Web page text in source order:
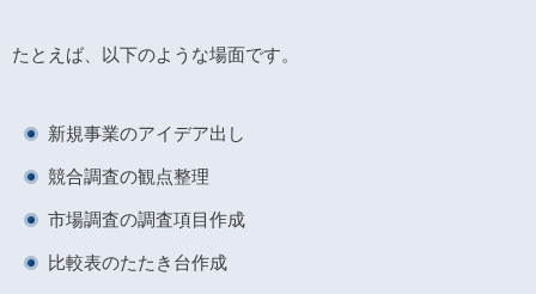
たとえば、以下のような場面です。
新規事業のアイデア出し
競合調査の観点整理
市場調査の調査項目作成
比較表のたたき台作成